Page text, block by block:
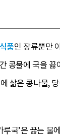
품인 장류뿐만
콩물에 국을
삶은 콩나물,
국’은 끓는 물